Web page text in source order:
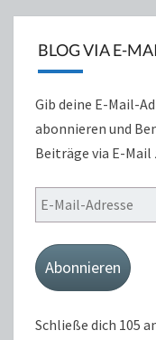
BLOG VIA E-
Gib deine E-Mail-
abonnieren und
Beiträge via E-
E-
Mail-
Adresse
Abonnieren
Schließe dich 105